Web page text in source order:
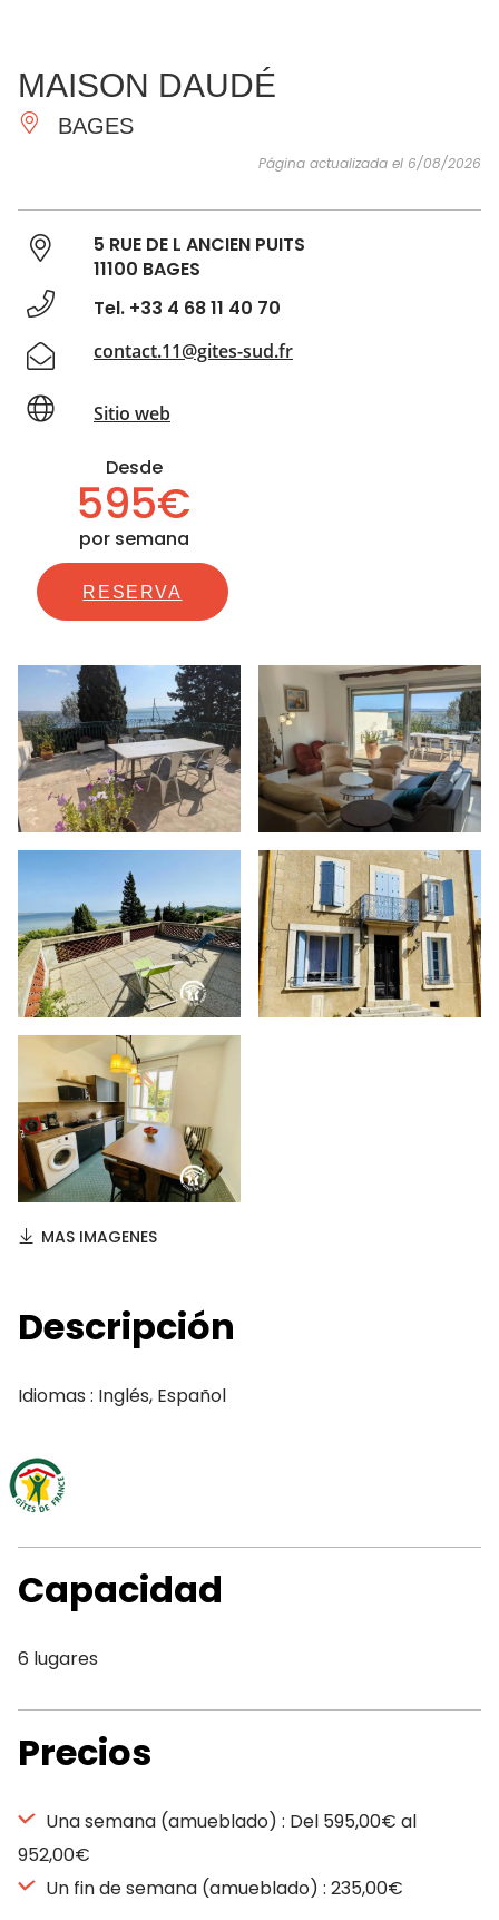
IMPRESCINDIBLES
HACER
MAISON DAUDÉ
BAGES
Página actualizada el 6/08/2026
5 RUE DE L ANCIEN PUITS
11100 BAGES
Tel. +33 4 68 11 40 70
contact.11@gites-sud.fr
Sitio web
Desde
595€
por semana
RESERVA
MAS IMAGENES
Descripción
Idiomas : Inglés, Español
Capacidad
6 lugares
Precios
Una semana (amueblado) : Del 595,00€ al
952,00€
Un fin de semana (amueblado) : 235,00€